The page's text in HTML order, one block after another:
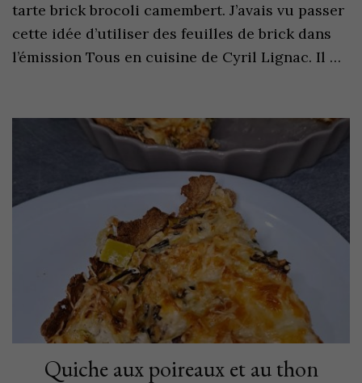
tarte brick brocoli camembert. J’avais vu passer
cette idée d’utiliser des feuilles de brick dans
l’émission Tous en cuisine de Cyril Lignac. Il …
Quiche aux poireaux et au thon